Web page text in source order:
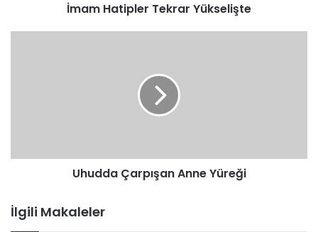
İmam Hatipler Tekrar Yükselişte
Uhudda Çarpışan Anne Yüreği
İlgili Makaleler